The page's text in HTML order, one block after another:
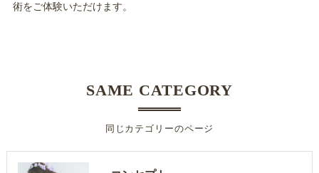
術をご体験いただけます。
同じカテゴリーのページ
SAME CATEGORY